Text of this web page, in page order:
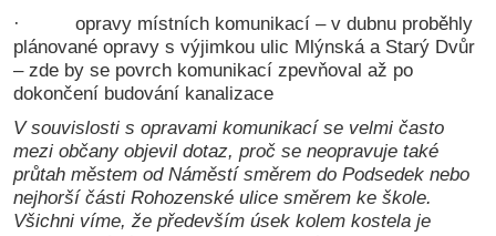
· opravy místních komunikací – v dubnu proběhly
plánované opravy s výjimkou ulic Mlýnská a Starý Dvůr
– zde by se povrch komunikací zpevňoval až po
dokončení budování kanalizace
V souvislosti s opravami komunikací se velmi často
mezi občany objevil dotaz, proč se neopravuje také
průtah městem od Náměstí směrem do Podsedek nebo
nejhorší části Rohozenské ulice směrem ke škole.
Všichni víme, že především úsek kolem kostela je